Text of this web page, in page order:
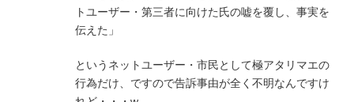
トユーザー・第三者に向けた氏の嘘を覆し、事実を
伝えた」
というネットユーザー・市民として極アタリマエの
行為だけ、ですので告訴事由が全く不明なんですけ